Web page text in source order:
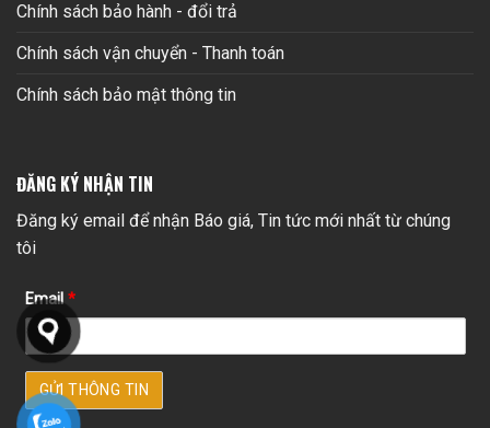
Chính sách bảo hành - đổi trả
Chính sách vận chuyển - Thanh toán
Chính sách bảo mật thông tin
ĐĂNG KÝ NHẬN TIN
Đăng ký email để nhận Báo giá, Tin tức mới nhất từ chúng
tôi
Email *